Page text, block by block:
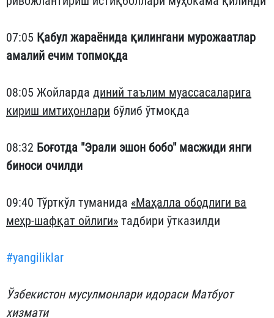
07:05 Қабул жараёнида қилингани мурожаатлар
амалий ечим топмоқда
08:05 Жойларда диний таълим муассасаларига
кириш имтиҳонлари бўлиб ўтмоқда
08:32 Боғотда "Эрали эшон бобо" масжиди янги
биноси очилди
09:40 Тўрткўл туманида «Маҳалла ободлиги ва
меҳр-шафқат ойлиги» тадбири ўтказилди
#yangiliklar
Ўзбекистон мусулмонлари идораси Матбуот
хизмати